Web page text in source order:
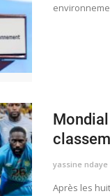
yassine ndaye
​​​​​​​Après les